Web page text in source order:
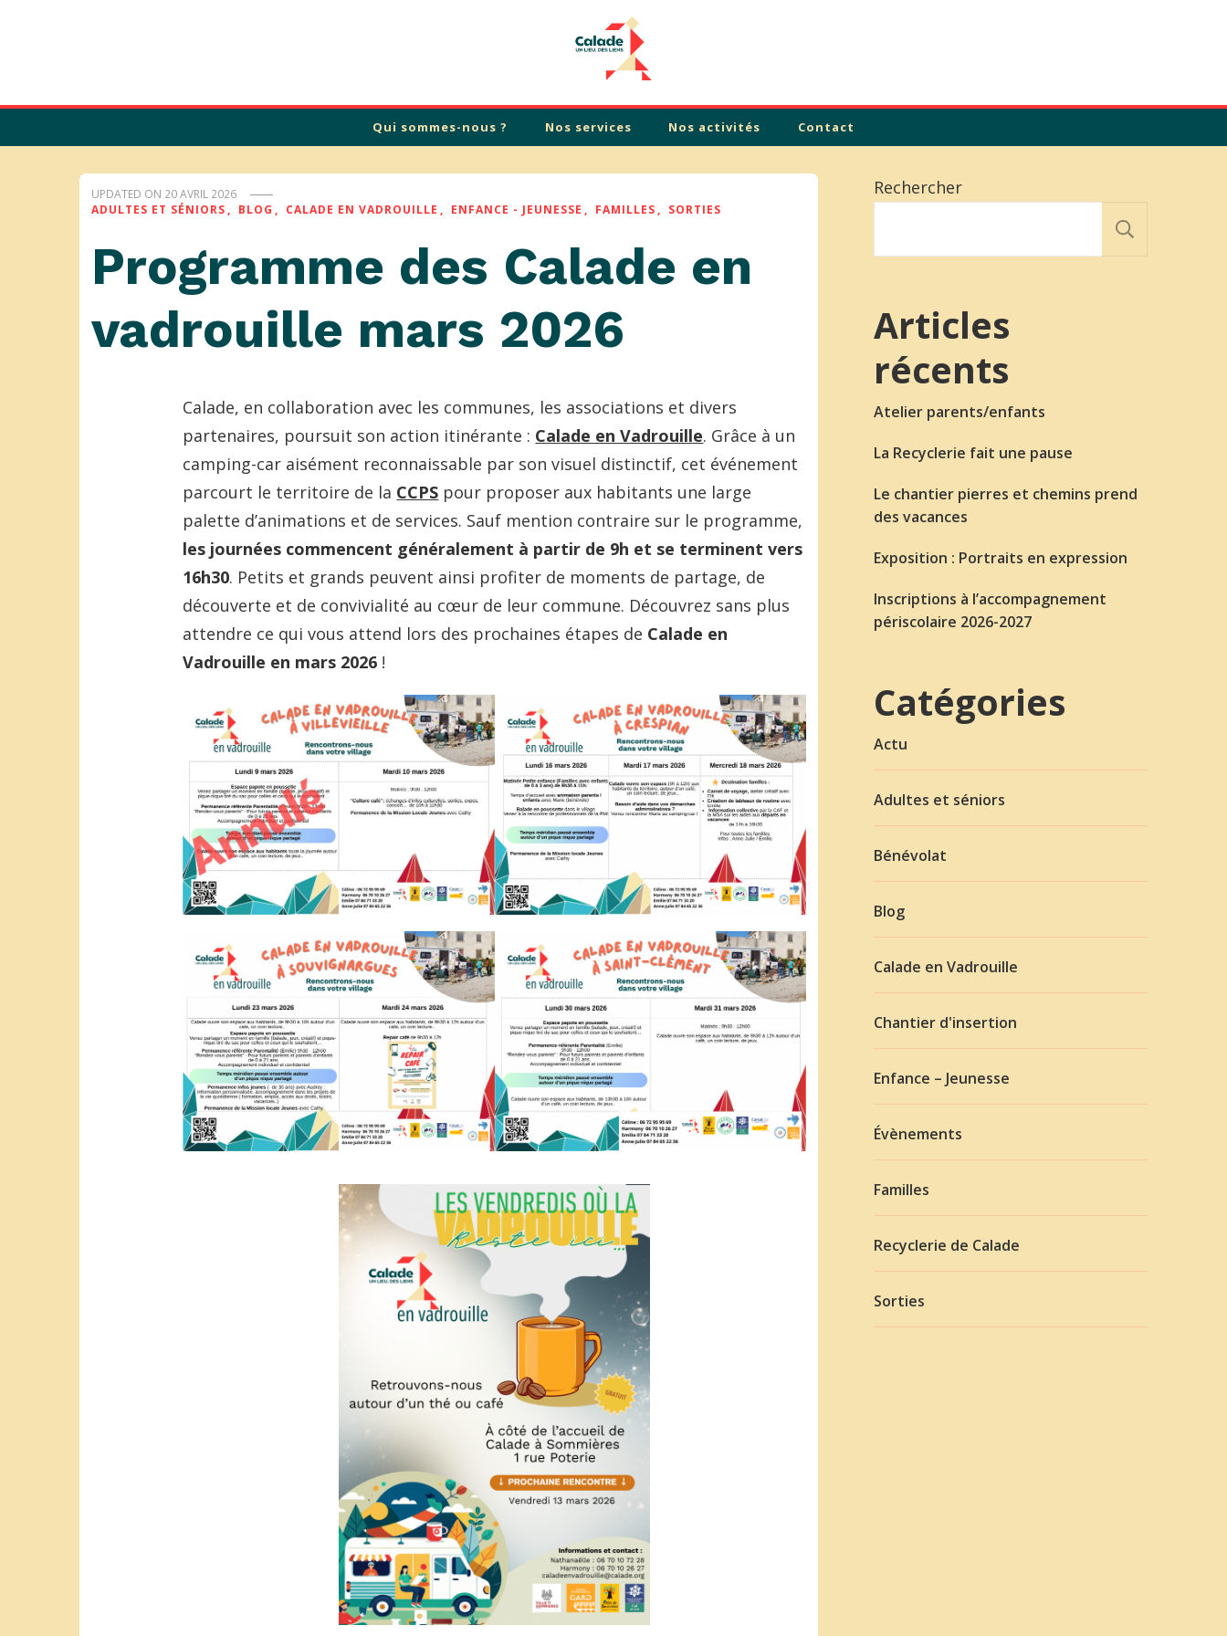
Qui sommes-nous ? Nos services Nos activités Contact
UPDATED ON 20 AVRIL 2026
ADULTES ET SÉNIORS
BLOG CALADE EN VADROUILLE ENFANCE - JEUNESSE FAMILLES SORTIES
Programme des Calade en
vadrouille mars 2026
Calade, en collaboration avec les communes, les associations et divers
partenaires, poursuit son action itinérante : Calade en Vadrouille. Grâce à un
camping-car aisément reconnaissable par son visuel distinctif, cet événement
parcourt le territoire de la CCPS pour proposer aux habitants une large
palette d’animations et de services. Sauf mention contraire sur le programme,
les journées commencent généralement à partir de 9h et se terminent vers
16h30. Petits et grands peuvent ainsi profiter de moments de partage, de
découverte et de convivialité au cœur de leur commune. Découvrez sans plus
attendre ce qui vous attend lors des prochaines étapes de Calade en
Vadrouille en mars 2026 !
Rechercher
Articles
récents
Atelier parents/enfants
La Recyclerie fait une pause
Le chantier pierres et chemins prend
des vacances
Exposition : Portraits en expression
Inscriptions à l’accompagnement
périscolaire 2026-2027
Catégories
Actu
Adultes et séniors
Bénévolat
Blog
Calade en Vadrouille
Chantier d'insertion
Enfance – Jeunesse
Évènements
Familles
Recyclerie de Calade
Sorties